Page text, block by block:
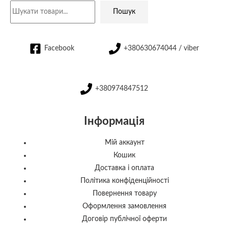
Пошук
Facebook +380630674044 / viber
+380974847512
Інформація
Мій аккаунт
Кошик
Доставка і оплата
Політика конфіденційності
Повернення товару
Оформлення замовлення
Договір публічної оферти